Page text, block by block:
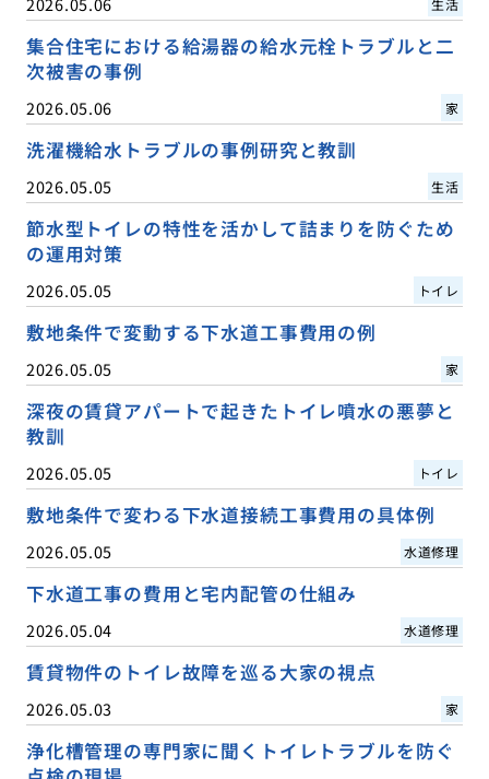
集合住宅における給湯器の給水元栓トラブルと二
次被害の事例
2026.05.06 家
洗濯機給水トラブルの事例研究と教訓
2026.05.05 生活
節水型トイレの特性を活かして詰まりを防ぐため
の運用対策
2026.05.05 トイレ
敷地条件で変動する下水道工事費用の例
2026.05.05 家
深夜の賃貸アパートで起きたトイレ噴水の悪夢と
教訓
2026.05.05 トイレ
敷地条件で変わる下水道接続工事費用の具体例
2026.05.05 水道修理
下水道工事の費用と宅内配管の仕組み
2026.05.04 水道修理
賃貸物件のトイレ故障を巡る大家の視点
2026.05.03 家
浄化槽管理の専門家に聞くトイレトラブルを防ぐ